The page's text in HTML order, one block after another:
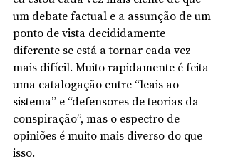
um debate factual e a assunção de um
ponto de vista decididamente
diferente se está a tornar cada vez
mais difícil. Muito rapidamente é feita
uma catalogação entre “leais ao
sistema” e “defensores de teorias da
conspiração”, mas o espectro de
opiniões é muito mais diverso do que
isso.